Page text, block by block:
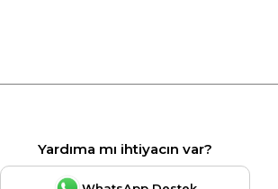
Yardıma mı ihtiyacın var?